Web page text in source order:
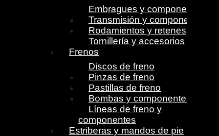
Embragues y componentes
Transmisión y componentes
Rodamientos y retenes
Tornillería y accesorios
Frenos
Discos de freno
Pinzas de freno
Pastillas de freno
Bombas y componentes
Líneas de freno y
componentes
Estriberas y mandos de pie